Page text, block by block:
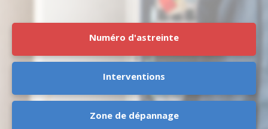
Numéro d'astreinte
Interventions
Zone de dépannage